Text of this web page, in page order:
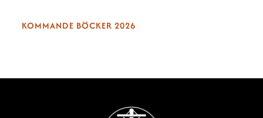
KOMMANDE BÖCKER 2026
Back